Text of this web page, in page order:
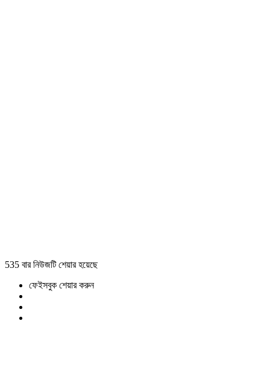
535 বার নিউজটি শেয়ার হয়েছে
ফেইসবুক শেয়ার করুন